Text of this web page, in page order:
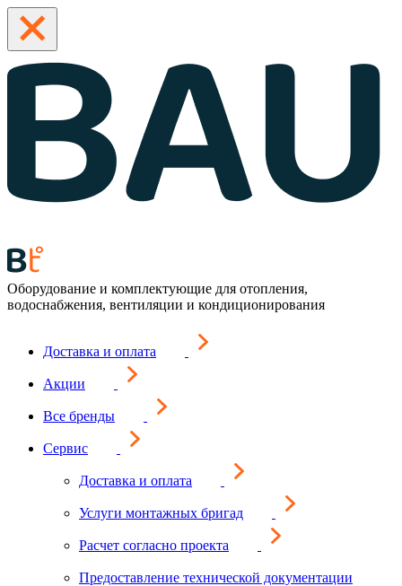
Оборудование и комплектующие для отопления,
водоснабжения, вентиляции и кондиционирования
Доставка и оплата
Акции
Все бренды
Сервис
Доставка и оплата
Услуги монтажных бригад
Расчет согласно проекта
Предоставление технической документации